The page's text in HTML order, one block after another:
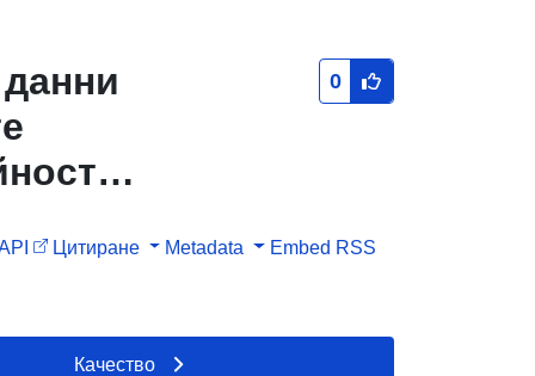
на
0
Цитиране Metadata Embed RSS
Качество